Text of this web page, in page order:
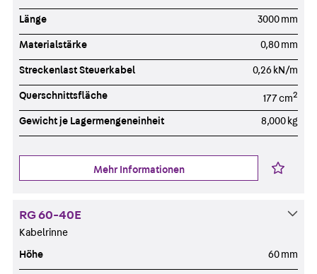
Länge 3000 mm
Materialstärke 0,80 mm
Streckenlast Steuerkabel 0,26 kN/m
Querschnittsfläche 177 cm2
Gewicht je Lagermengeneinheit 8,000 kg
Mehr Informationen
RG 60-40E
Kabelrinne
Höhe 60 mm